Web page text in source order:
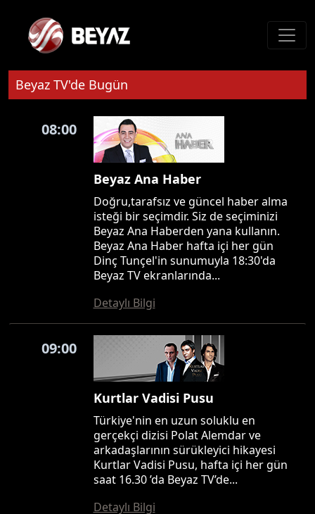
Beyaz TV'de Bugün
08:00
Beyaz Ana Haber
Doğru,tarafsız ve güncel haber alma
isteği bir seçimdir. Siz de seçiminizi
Beyaz Ana Haberden yana kullanın.
Beyaz Ana Haber hafta içi her gün
Dinç Tunçel'in sunumuyla 18:30'da
Beyaz TV ekranlarında...
Detaylı Bilgi
09:00
Kurtlar Vadisi Pusu
Türkiye'nin en uzun soluklu en
gerçekçi dizisi Polat Alemdar ve
arkadaşlarının sürükleyici hikayesi
Kurtlar Vadisi Pusu, hafta içi her gün
saat 16.30 ’da Beyaz TV’de...
Detaylı Bilgi